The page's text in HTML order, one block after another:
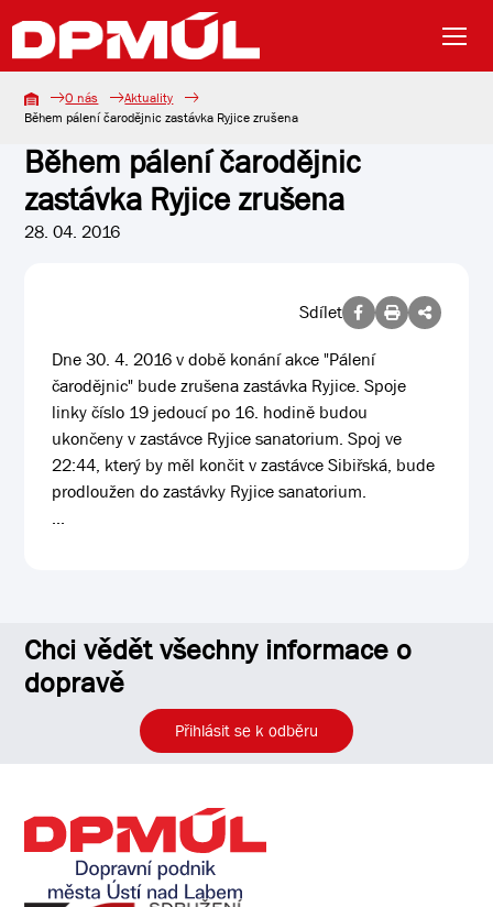
O nás
Aktuality
Během pálení čarodějnic zastávka Ryjice zrušena
Během pálení čarodějnic
zastávka Ryjice zrušena
28. 04. 2016
Sdílet
Dne 30. 4. 2016 v době konání akce "Pálení
čarodějnic" bude zrušena zastávka Ryjice. Spoje
linky číslo 19 jedoucí po 16. hodině budou
ukončeny v zastávce Ryjice sanatorium. Spoj ve
22:44, který by měl končit v zastávce Sibiřská, bude
prodloužen do zastávky Ryjice sanatorium.
...
Chci vědět všechny informace o
dopravě
Přihlásit se k odběru